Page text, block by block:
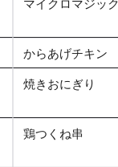
マイクロマジッ
からあげチキン
焼きおにぎり
鶏つくね串